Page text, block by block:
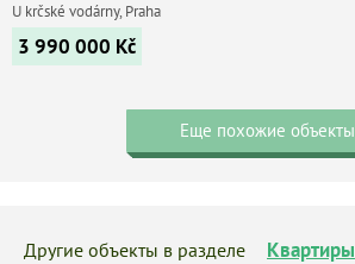
U krčské vodárny, Praha
3 990 000 Kč
Еще похожие объекты
Другие объекты в разделе Квартиры